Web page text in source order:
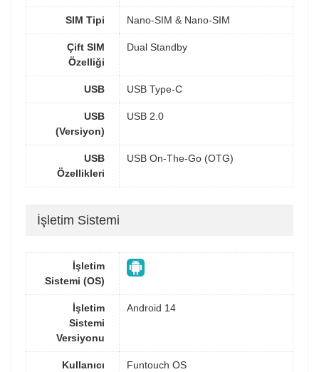
SIM Tipi Nano-SIM & Nano-SIM
Çift SIM
Özelliği
Dual Standby
USB USB Type-C
USB
(Versiyon)
USB 2.0
USB
Özellikleri
USB On-The-Go (OTG)
İşletim Sistemi
İşletim
Sistemi (OS)
İşletim
Sistemi
Versiyonu
Android 14
Kullanıcı
Funtouch OS